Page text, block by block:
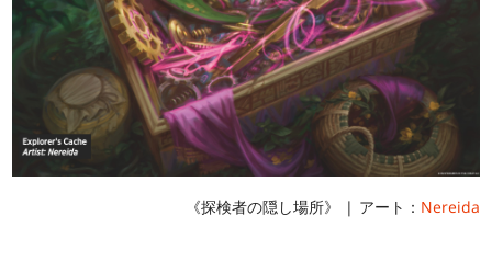
《探検者の隠し場所》 | アート： Nereida